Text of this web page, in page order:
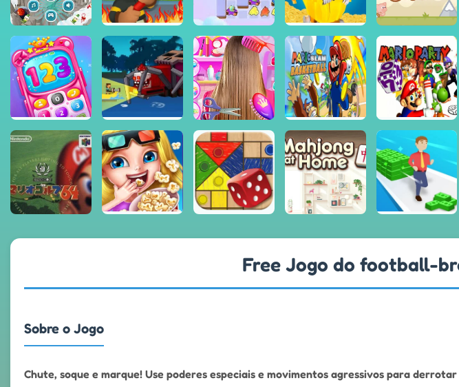
Free Jogo do football-
Sobre o Jogo
Chute, soque e marque! Use poderes especiais e movimentos agressivos para